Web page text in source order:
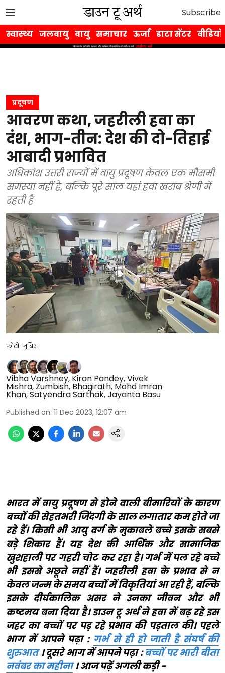
Subscribe
स्वास्थ्य जलवायु वायु समाचार ऊर्जा डाटा सेंटर वीडियो
प्रदूषण
आवरण कथा, जहरीली हवा का
दंश, भाग-तीन: देश की दो-तिहाई
आबादी प्रभावित
अधिकांश उत्तरी राज्यों में वायु प्रदूषण केवल एक मौसमी
समस्या नहीं है, बल्कि पूरे साल यहां हवा खराब श्रेणी में
रहती है
फोटो: जुंबिश
Vibha Varshney, Kiran Pandey,Vivek
Mishra, Zumbish, Bhagirath, Mohd Imran
Khan,Satyendra Sarthak,Jayanta Basu
Published on: 11 Dec 2023, 12:07 am
भारत में वायु प्रदूषण से होने वाली बीमारियों के कारण
बच्चों की सेहतभरी जिंदगी के साल लगातार कम होते जा
रहे हैं। किसी भी आयु वर्ग के मुकाबले बच्चे इसके सबसे
बड़े शिकार हैं। यह देश की आर्थिक और सामाजिक
खुशहाली पर गहरी चोट कर रहा है। गर्भ में पल रहे बच्चे
भी इससे अछूते नहीं हैं। जहरीली हवा के प्रभाव से न
केवल जन्म के समय बच्चों में विकृतियां आ रही हैं, बल्कि
इसके दीर्घकालिक असर ने उनका जीवन और भी
कष्टमय बना दिया है। डाउन टू अर्थ ने हवा में बढ़ रहे इस
जहर का बच्चों पर पड़ रहे प्रभाव की पड़ताल की। पहले
भाग में आपने पढ़ा : गर्भ से ही हो जाती है संघर्ष की
शुरुआत। दूसरे भाग में आपने पढ़ा :बच्चों पर भारी बीता
नवंबर का महीना। आज पढ़ें अगली कड़ी -